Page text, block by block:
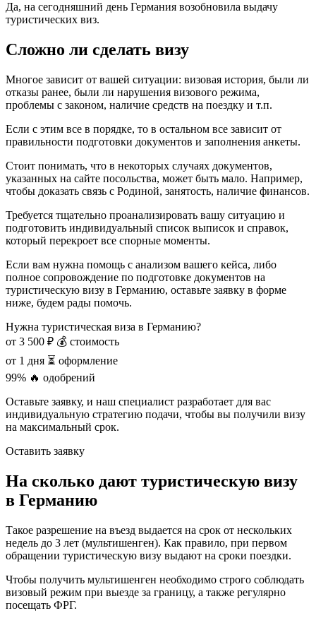
Да, на сегодняшний день Германия возобновила выдачу
туристических виз.
Сложно ли сделать визу
Многое зависит от вашей ситуации: визовая история, были ли
отказы ранее, были ли нарушения визового режима,
проблемы с законом, наличие средств на поездку и т.п.
Если с этим все в порядке, то в остальном все зависит от
правильности подготовки документов и заполнения анкеты.
Стоит понимать, что в некоторых случаях документов,
указанных на сайте посольства, может быть мало. Например,
чтобы доказать связь с Родиной, занятость, наличие финансов.
Требуется тщательно проанализировать вашу ситуацию и
подготовить индивидуальный список выписок и справок,
который перекроет все спорные моменты.
Если вам нужна помощь с анализом вашего кейса, либо
полное сопровождение по подготовке документов на
туристическую визу в Германию, оставьте заявку в форме
ниже, будем рады помочь.
Нужна туристическая виза в Германию?
от 3 500 ₽ 💰 стоимость
от 1 дня ⏳ оформление
99% 🔥 одобрений
Оставьте заявку, и наш специалист разработает для вас
индивидуальную стратегию подачи, чтобы вы получили визу
на максимальный срок.
Оставить заявку
На сколько дают туристическую визу
в Германию
Такое разрешение на въезд выдается на срок от нескольких
недель до 3 лет (мультишенген). Как правило, при первом
обращении туристическую визу выдают на сроки поездки.
Чтобы получить мультишенген необходимо строго соблюдать
визовый режим при выезде за границу, а также регулярно
посещать ФРГ.